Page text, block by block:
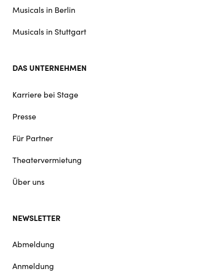
Musicals in Berlin
Musicals in Stuttgart
DAS UNTERNEHMEN
Karriere bei Stage
Presse
Für Partner
Theatervermietung
Über uns
NEWSLETTER
Abmeldung
Anmeldung